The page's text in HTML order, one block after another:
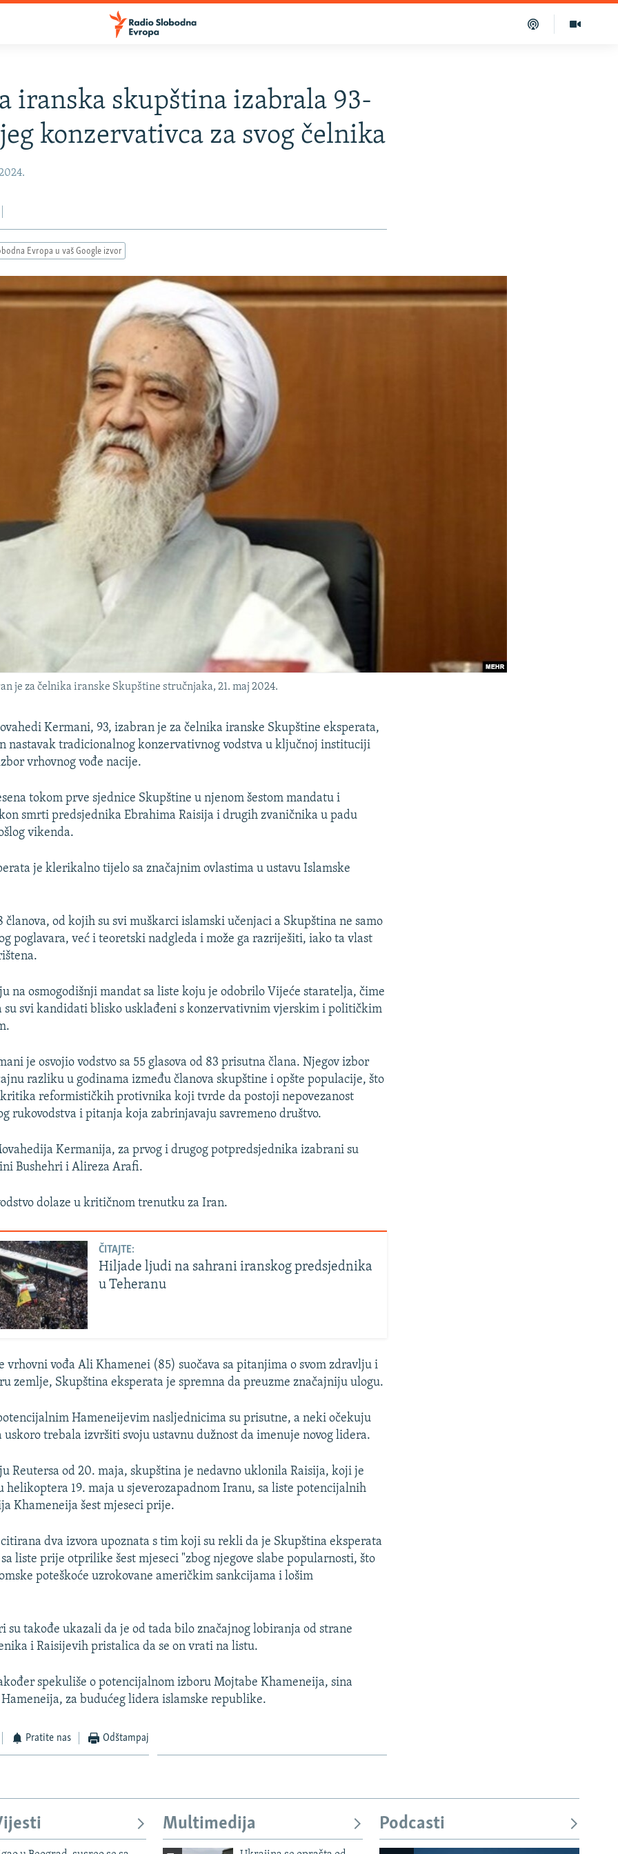
iranska skupština izabrala 93-
konzervativca za svog čelnika
Evropa u vaš Google izvor
je za čelnika iranske Skupštine stručnjaka, 21. maj 2024.
Kermani, 93, izabran je za čelnika iranske Skupštine eksperata,
nastavak tradicionalnog konzervativnog vodstva u ključnoj instituciji
vrhovnog vođe nacije.
tokom prve sjednice Skupštine u njenom šestom mandatu i
smrti predsjednika Ebrahima Raisija i drugih zvaničnika u padu
vikenda.
je klerikalno tijelo sa značajnim ovlastima u ustavu Islamske
članova, od kojih su svi muškarci islamski učenjaci a Skupština ne samo
poglavara, već i teoretski nadgleda i može ga razriješiti, iako ta vlast
na osmogodišnji mandat sa liste koju je odobrilo Vijeće staratelja, čime
su svi kandidati blisko usklađeni s konzervativnim vjerskim i političkim
je osvojio vodstvo sa 55 glasova od 83 prisutna člana. Njegov izbor
razliku u godinama između članova skupštine i opšte populacije, što
reformističkih protivnika koji tvrde da postoji nepovezanost
rukovodstva i pitanja koja zabrinjavaju savremeno društvo.
Kermanija, za prvog i drugog potpredsjednika izabrani su
Bushehri i Alireza Arafi.
dolaze u kritičnom trenutku za Iran.
ČITAJTE:
Hiljade ljudi na sahrani iranskog predsjednika
u Teheranu
vrhovni vođa Ali Khamenei (85) suočava sa pitanjima o svom zdravlju i
zemlje, Skupština eksperata je spremna da preuzme značajniju ulogu.
Hameneijevim nasljednicima su prisutne, a neki očekuju
uskoro trebala izvršiti svoju ustavnu dužnost da imenuje novog lidera.
Reutersa od 20. maja, skupština je nedavno uklonila Raisija, koji je
helikoptera 19. maja u sjeverozapadnom Iranu, sa liste potencijalnih
Khameneija šest mjeseci prije.
dva izvora upoznata s tim koji su rekli da je Skupština eksperata
liste prije otprilike šest mjeseci "zbog njegove slabe popularnosti, što
poteškoće uzrokovane američkim sankcijama i lošim
su takođe ukazali da je od tada bilo značajnog lobiranja od strane
i Raisijevih pristalica da se on vrati na listu.
spekuliše o potencijalnom izboru Mojtabe Khameneija, sina
za budućeg lidera islamske republike.
Pratite nas Odštampaj
Multimedija Podcasti